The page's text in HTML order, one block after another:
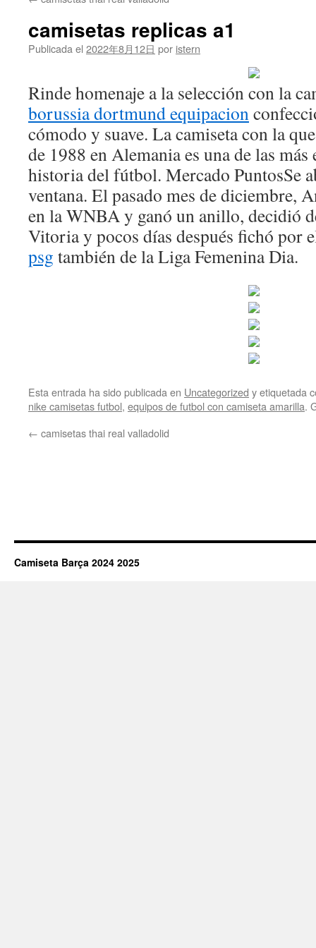
camisetas replicas a1
Publicada el 2022年8月12日 por istern
Rinde homenaje a la selección con la
borussia dortmund equipacion
cómodo y suave. La camiseta con la
de 1988 en Alemania es una de las
historia del fútbol. Mercado PuntosSe
ventana. El pasado mes de diciembre,
en la WNBA y ganó un anillo, decidió
Vitoria y pocos días después fichó por
psg también de la Liga Femenina Dia.
Esta entrada ha sido publicada en Uncategorized y etiquetada
nike camisetas futbol, equipos de futbol con camiseta amarilla.
← camisetas thai real valladolid
Camiseta Barça 2024 2025